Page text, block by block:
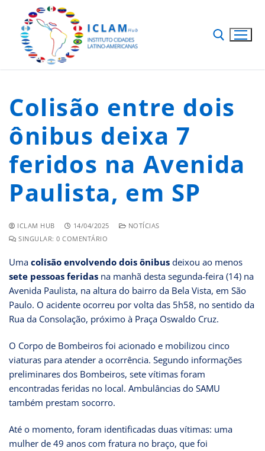
Colisão entre dois
ônibus deixa 7
feridos na Avenida
Paulista, em SP
ICLAM HUB 14/04/2025
NOTÍCIAS
SINGULAR: 0 COMENTÁRIO
Uma colisão envolvendo dois ônibus deixou ao menos
sete pessoas feridas na manhã desta segunda-feira (14) na
Avenida Paulista, na altura do bairro da Bela Vista, em São
Paulo. O acidente ocorreu por volta das 5h58, no sentido da
Rua da Consolação, próximo à Praça Oswaldo Cruz.
O Corpo de Bombeiros foi acionado e mobilizou cinco
viaturas para atender a ocorrência. Segundo informações
preliminares dos Bombeiros, sete vítimas foram
encontradas feridas no local. Ambulâncias do SAMU
também prestam socorro.
Até o momento, foram identificadas duas vítimas: uma
mulher de 49 anos com fratura no braço, que foi